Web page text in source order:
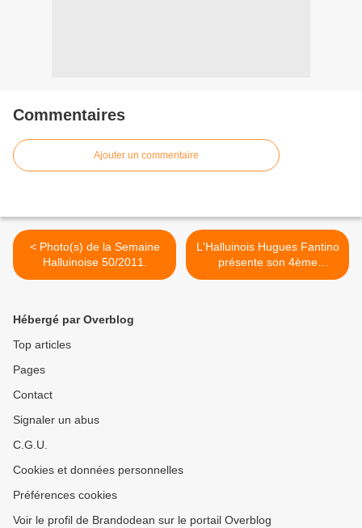
Commentaires
Ajouter un commentaire
< Photo(s) de la Semaine
Halluinoise 50/2011.
L'Halluinois Hugues Fantino
présente son 4ème
Album... >
Hébergé par Overblog
Top articles
Pages
Contact
Signaler un abus
C.G.U.
Cookies et données personnelles
Préférences cookies
Voir le profil de Brandodean sur le portail Overblog